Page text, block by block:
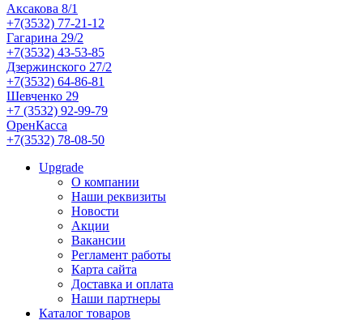
Аксакова 8/1
+7(3532) 77-21-12
Гагарина 29/2
+7(3532) 43-53-85
Дзержинского 27/2
+7(3532) 64-86-81
Шевченко 29
+7 (3532) 92-99-79
ОренКасса
+7(3532) 78-08-50
Upgrade
О компании
Наши реквизиты
Новости
Акции
Вакансии
Регламент работы
Карта сайта
Доставка и оплата
Наши партнеры
Каталог товаров